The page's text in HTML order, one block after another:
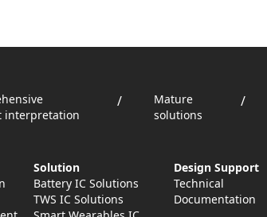
interpretation
/
Mature
solutions
/
Solution
Battery IC Solutions
TWS IC Solutions
Design Support
Technical
Documentation